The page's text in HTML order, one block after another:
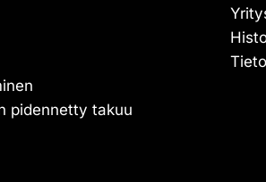
pidennetty takuu